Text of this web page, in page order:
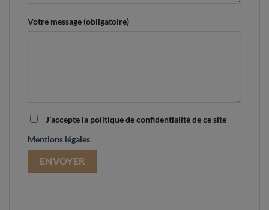
Votre message (obligatoire)
J’accepte la politique de confidentialité de ce site
Mentions légales